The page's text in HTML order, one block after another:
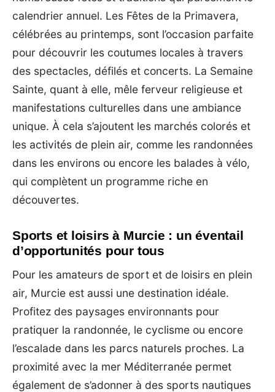
calendrier annuel. Les Fêtes de la Primavera,
célébrées au printemps, sont l’occasion parfaite
pour découvrir les coutumes locales à travers
des spectacles, défilés et concerts. La Semaine
Sainte, quant à elle, mêle ferveur religieuse et
manifestations culturelles dans une ambiance
unique. À cela s’ajoutent les marchés colorés et
les activités de plein air, comme les randonnées
dans les environs ou encore les balades à vélo,
qui complètent un programme riche en
découvertes.
Sports et loisirs à Murcie : un éventail
d’opportunités pour tous
Pour les amateurs de sport et de loisirs en plein
air, Murcie est aussi une destination idéale.
Profitez des paysages environnants pour
pratiquer la randonnée, le cyclisme ou encore
l’escalade dans les parcs naturels proches. La
proximité avec la mer Méditerranée permet
également de s’adonner à des sports nautiques